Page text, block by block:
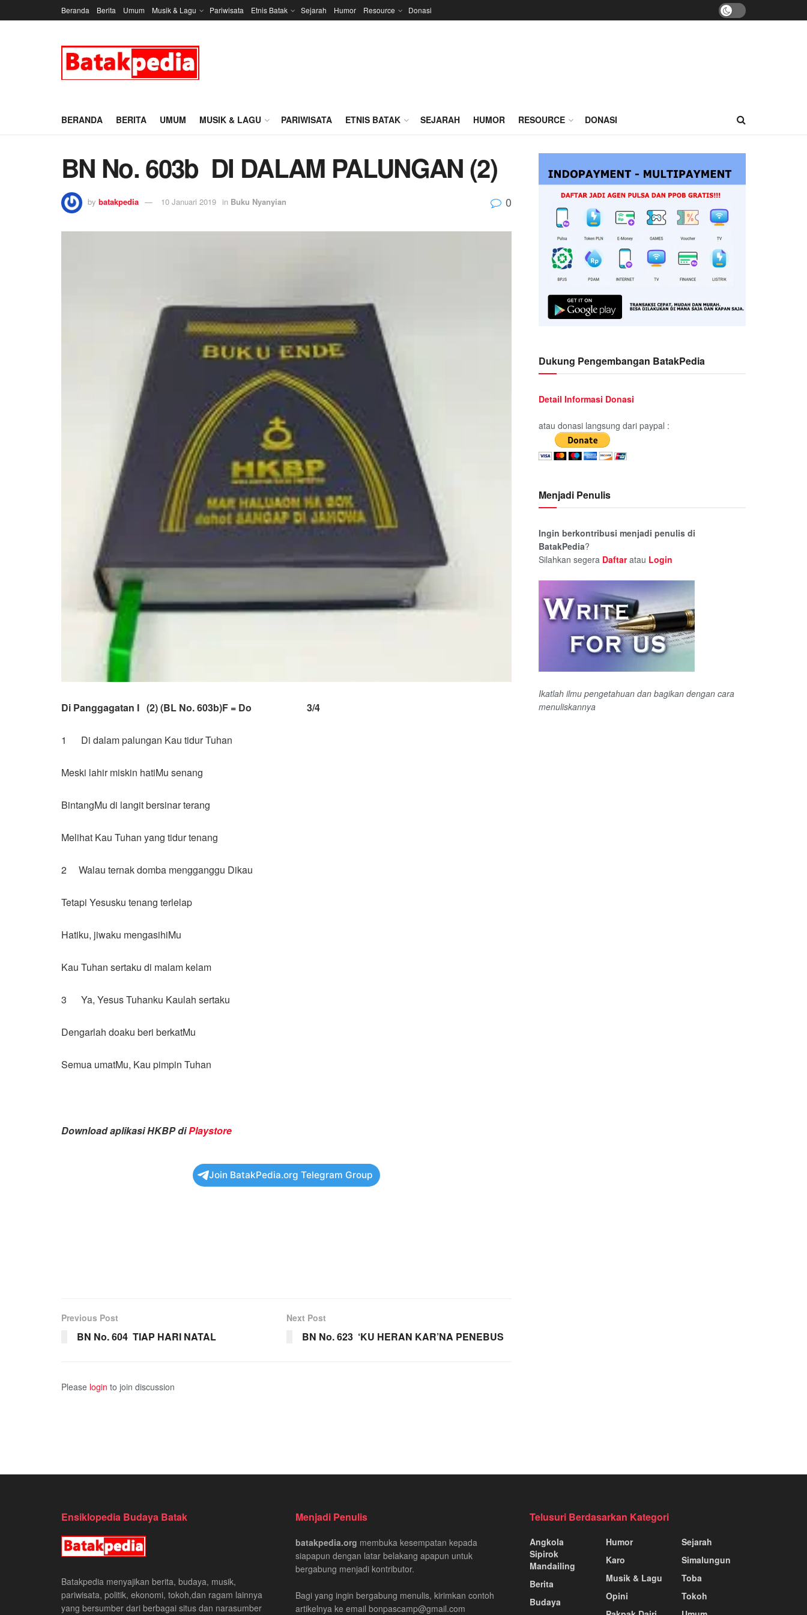
Beranda Berita Umum Musik & Lagu Pariwisata Etnis Batak Sejarah Humor Resource Donasi
BERANDA BERITA UMUM MUSIK & LAGU PARIWISATA ETNIS BATAK SEJARAH HUMOR RESOURCE DONASI
BN No. 603b DI DALAM PALUNGAN (2)
by batakpedia 10 Januari 2019 in Buku Nyanyian 0
Di Panggagatan I (2) (BL No. 603b)F = Do 3/4
1 Di dalam palungan Kau tidur Tuhan
Meski lahir miskin hatiMu senang
BintangMu di langit bersinar terang
Melihat Kau Tuhan yang tidur tenang
2 Walau ternak domba mengganggu Dikau
Tetapi Yesusku tenang terlelap
Hatiku, jiwaku mengasihiMu
Kau Tuhan sertaku di malam kelam
3 Ya, Yesus Tuhanku Kaulah sertaku
Dengarlah doaku beri berkatMu
Semua umatMu, Kau pimpin Tuhan
Download aplikasi HKBP diPlaystore
Join BatakPedia.org Telegram Group
Previous Post
BN No. 604 TIAP HARI NATAL
Next Post
BN No. 623 ‘KU HERAN KAR’NA PENEBUS
Please login to join discussion
Dukung Pengembangan BatakPedia
Detail Informasi Donasi
atau donasi langsung dari paypal :
Menjadi Penulis
Ingin berkontribusi menjadi penulis di
BatakPedia?
Silahkan segera Daftaratau Login
Ikatlah ilmu pengetahuan dan bagikan dengan cara
menuliskannya
Ensiklopedia Budaya Batak
Batakpedia menyajikan berita, budaya, musik,
pariwisata, politik, ekonomi, tokoh,dan ragam lainnya
yang bersumber dari berbagai situs dan narasumber
Menjadi Penulis
batakpedia.org membuka kesempatan kepada
siapapun dengan latar belakang apapun untuk
bergabung menjadi kontributor.
Bagi yang ingin bergabung menulis, kirimkan contoh
artikelnya ke email bonpascamp@gmail.com
Telusuri Berdasarkan Kategori
Angkola
Sipirok
Mandailing
Berita
Budaya
Humor
Karo
Musik & Lagu
Opini
Sejarah
Simalungun
Toba
Tokoh